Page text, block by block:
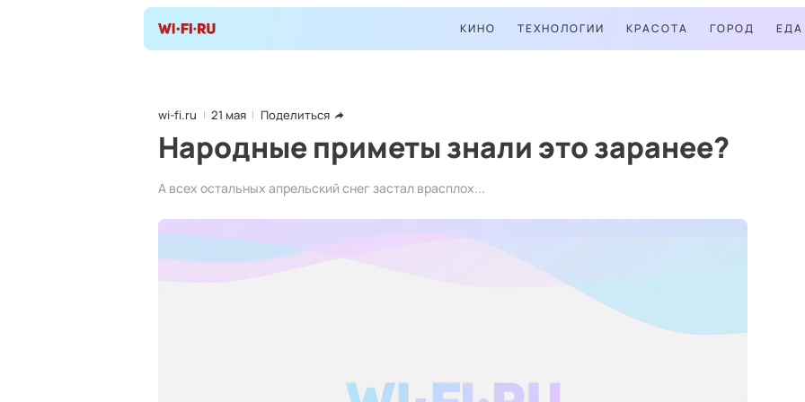
КИНО ТЕХНОЛОГИИ КРАСОТА ГОРОД ЕДА
wi-fi.ru 21 мая Поделиться
Народные приметы знали это заранее?
А всех остальных апрельский снег застал врасплох...